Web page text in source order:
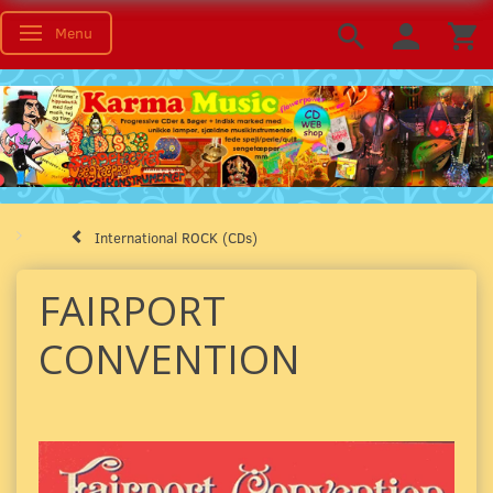
Toggle navigation
Menu
International ROCK (CDs)
FAIRPORT
CONVENTION